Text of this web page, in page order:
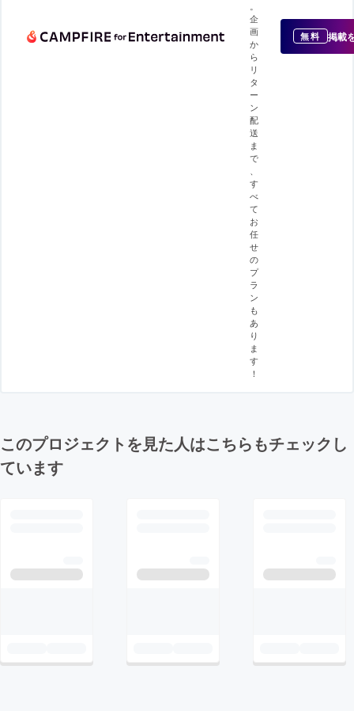
企
画
か
ら
リ
タ
ー
ン
配
送
ま
で
す
べ
て
お
任
せ
の
プ
ラ
ン
も
あ
り
ま
す
！
無料 掲載
このプロジェクトを見た人はこちらもチェックし
ています